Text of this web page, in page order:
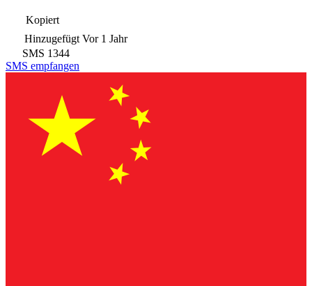
Kopiert
Hinzugefügt Vor 1 Jahr
SMS 1344
SMS empfangen